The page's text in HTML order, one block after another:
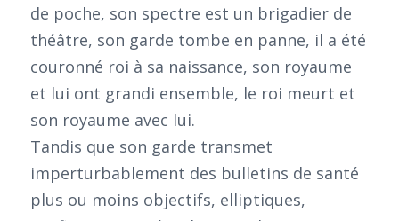
de poche, son spectre est un brigadier de
théâtre, son garde tombe en panne, il a été
couronné roi à sa naissance, son royaume
et lui ont grandi ensemble, le roi meurt et
son royaume avec lui.
Tandis que son garde transmet
imperturbablement des bulletins de santé
plus ou moins objectifs, elliptiques,